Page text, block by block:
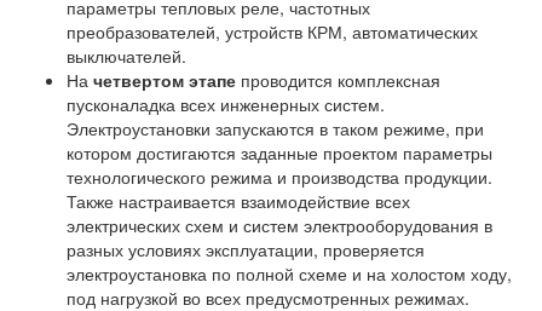
параметры тепловых реле, частотных
преобразователей, устройств КРМ, автоматических
выключателей.
На четвертом этапе проводится комплексная
пусконаладка всех инженерных систем.
Электроустановки запускаются в таком режиме, при
котором достигаются заданные проектом параметры
технологического режима и производства продукции.
Также настраивается взаимодействие всех
электрических схем и систем электрооборудования в
разных условиях эксплуатации, проверяется
электроустановка по полной схеме и на холостом ходу,
под нагрузкой во всех предусмотренных режимах.